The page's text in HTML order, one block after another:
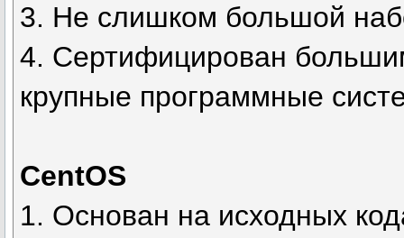
3. Не слишком большой
4. Сертифицирован
крупные программные
CentOS
1. Основан на исходных